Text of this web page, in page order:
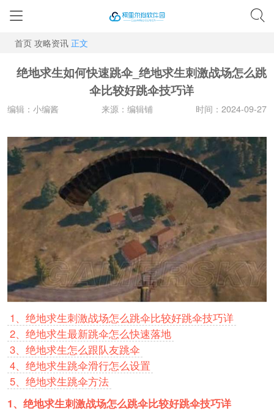
首页 攻略资讯 正文
绝地求生如何快速跳伞_绝地求生刺激战场怎么跳
伞比较好跳伞技巧详
编辑：小编酱 来源：编辑铺 时间：2024-09-27
1、 绝地求生刺激战场怎么跳伞比较好跳伞技巧详
2、 绝地求生最新跳伞怎么快速落地
3、 绝地求生怎么跟队友跳伞
4、 绝地求生跳伞滑行怎么设置
5、 绝地求生跳伞方法
1、 绝地求生刺激战场怎么跳伞比较好跳伞技巧详